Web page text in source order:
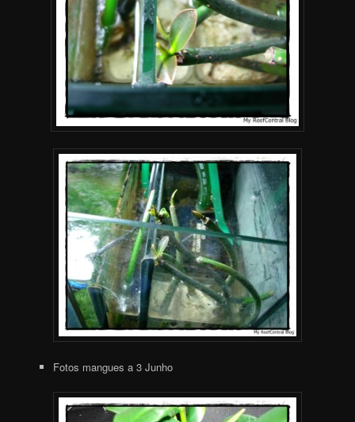
Fotos mangues a 3 Junho